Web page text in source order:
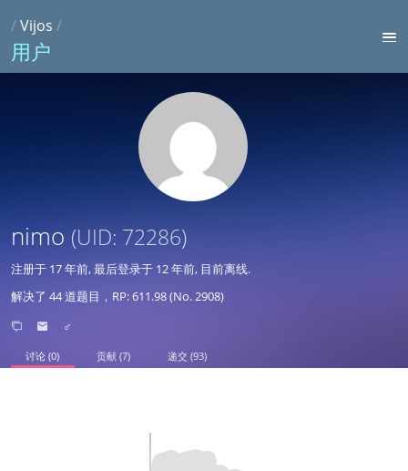
/Vijos /
用户
nimo (UID: 72286)
注册于 17 年前, 最后登录于 12 年前, 目前离线.
解决了 44 道题目，RP: 611.98 (No. 2908)
♂
讨论 (0) 贡献 (7) 递交 (93)